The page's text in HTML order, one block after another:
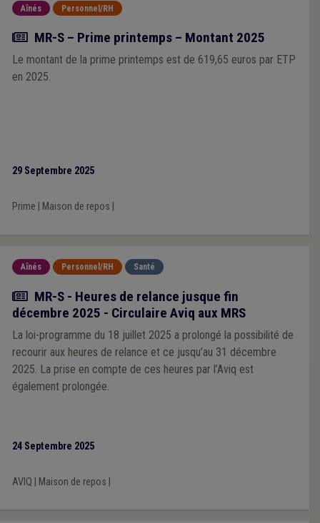
Aînés Personnel/RH
Actualité
MR-S – Prime printemps – Montant 2025
Le montant de la prime printemps est de 619,65 euros par ETP
en 2025.
29 Septembre 2025
Prime Maison de repos
Aînés Personnel/RH Santé
Actualité
MR-S - Heures de relance jusque fin
décembre 2025 - Circulaire Aviq aux MRS
La loi-programme du 18 juillet 2025 a prolongé la possibilité de
recourir aux heures de relance et ce jusqu’au 31 décembre
2025. La prise en compte de ces heures par l’Aviq est
également prolongée.
24 Septembre 2025
AVIQ Maison de repos